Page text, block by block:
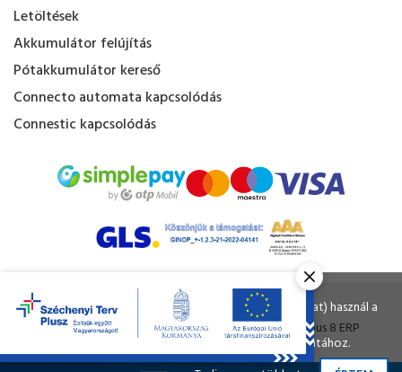
Letöltések
Akkumulátor felújítás
Pótakkumulátor kereső
Connecto automata kapcsolódás
Connestic kapcsolódás
Kapacitás Kft. © Minden jog fenntartva.
Tervezte és készítette:Vision-Software, azOctopus 8 ERP
forgalmazója.
Ahogy a legtöbb weboldal, a miénk is sütiket (cookie-kat) használ a
nagyobb felhasználói élmény érdekében.
A böngészés folytatásával Ön hozzájárul a sütik használatához.